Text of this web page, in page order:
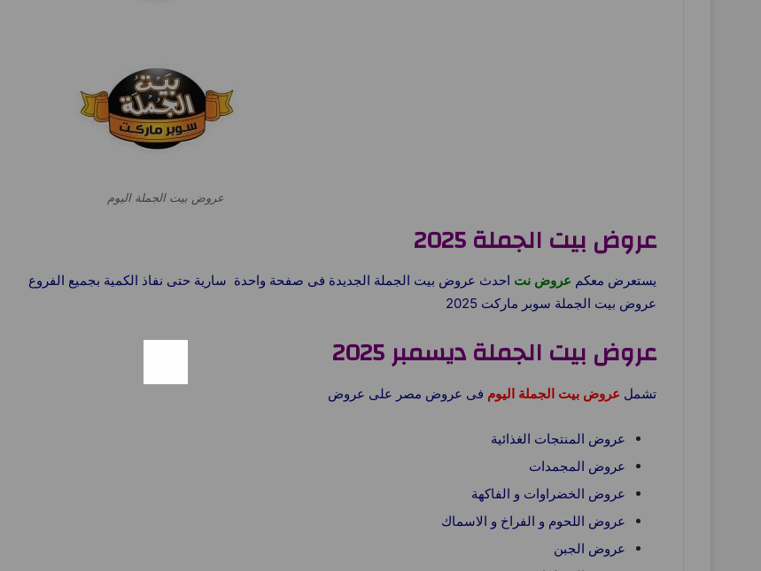
عروض بيت الجملة اليوم
عروض بيت الجملة 2025
يستعرض معكم عروض نت احدث عروض بيت الجملة الجديدة فى صفحة واحدة سارية حتى نفاذ الكمية بجميع الفروع
عروض بيت الجملة سوبر ماركت 2025
عروض بيت الجملة ديسمبر 2025
تشمل عروض بيت الجملة اليوم فى عروض مصر على عروض
عروض المنتجات الغذائية
عروض المجمدات
عروض الخضراوات و الفاكهة
عروض اللحوم و الفراخ و الاسماك
عروض الجبن